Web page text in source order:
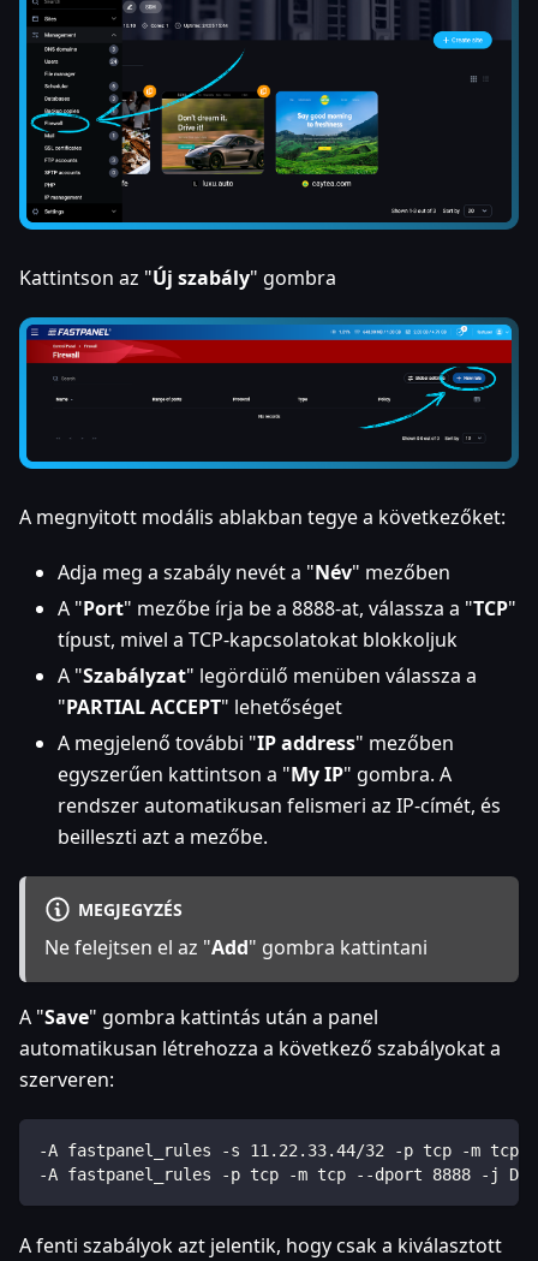
Kattintson az "Új szabály" gombra
A megnyitott modális ablakban tegye a következőket:
Adja meg a szabály nevét a "Név" mezőben
A "Port" mezőbe írja be a 8888-at, válassza a "TCP"
típust, mivel a TCP-kapcsolatokat blokkoljuk
A "Szabályzat" legördülő menüben válassza a
"PARTIAL ACCEPT" lehetőséget
A megjelenő további "IP address" mezőben
egyszerűen kattintson a "My IP" gombra. A
rendszer automatikusan felismeri az IP-címét, és
beilleszti azt a mezőbe.
MEGJEGYZÉS
Ne felejtsen el az "Add" gombra kattintani
A "Save" gombra kattintás után a panel
automatikusan létrehozza a következő szabályokat a
szerveren:
-A fastpanel_rules -s 11.22.33.44/32 -p tcp -m tcp --
-A fastpanel_rules -p tcp -m tcp --dport 8888 -j
A fenti szabályok azt jelentik, hogy csak a kiválasztott